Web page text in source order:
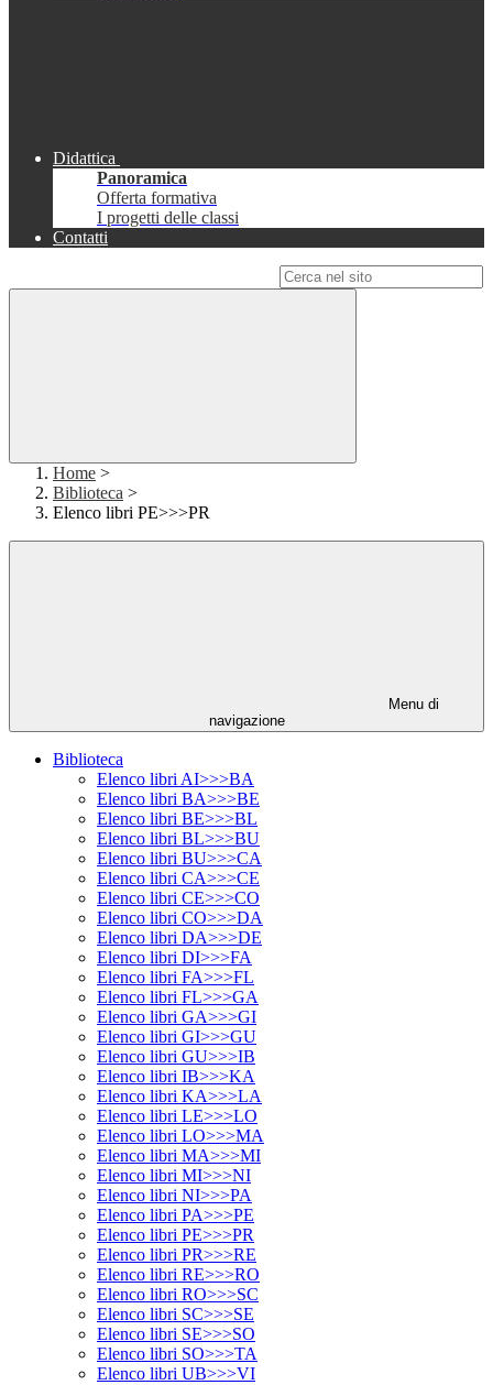
Didattica
Panoramica
Offerta formativa
I progetti delle classi
Contatti
Home >
Biblioteca >
Elenco libri PE>>>PR
Menu di
navigazione
Biblioteca
Elenco libri AI>>>BA
Elenco libri BA>>>BE
Elenco libri BE>>>BL
Elenco libri BL>>>BU
Elenco libri BU>>>CA
Elenco libri CA>>>CE
Elenco libri CE>>>CO
Elenco libri CO>>>DA
Elenco libri DA>>>DE
Elenco libri DI>>>FA
Elenco libri FA>>>FL
Elenco libri FL>>>GA
Elenco libri GA>>>GI
Elenco libri GI>>>GU
Elenco libri GU>>>IB
Elenco libri IB>>>KA
Elenco libri KA>>>LA
Elenco libri LE>>>LO
Elenco libri LO>>>MA
Elenco libri MA>>>MI
Elenco libri MI>>>NI
Elenco libri NI>>>PA
Elenco libri PA>>>PE
Elenco libri PE>>>PR
Elenco libri PR>>>RE
Elenco libri RE>>>RO
Elenco libri RO>>>SC
Elenco libri SC>>>SE
Elenco libri SE>>>SO
Elenco libri SO>>>TA
Elenco libri UB>>>VI